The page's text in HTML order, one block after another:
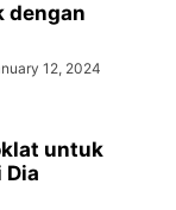
dengan
12, 2024
untuk
Dia